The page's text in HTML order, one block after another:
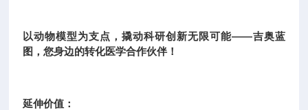
以动物模型为支点，撬动科研创新无限可能——吉奥蓝
图，您身边的转化医学合作伙伴！
延伸价值：